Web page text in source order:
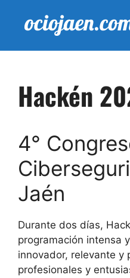
Hackén
4°
Jaén
Durante dos días,
programación intensa
innovador, relevante y
profesionales y